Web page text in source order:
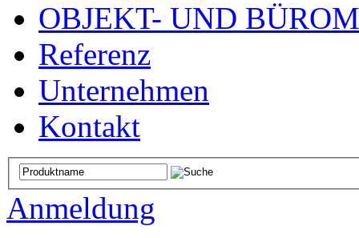
OBJEKT- UND
Referenz
Unternehmen
Kontakt
Anmeldung